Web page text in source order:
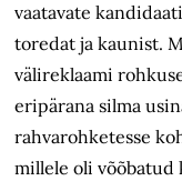
vaatavate
toredat ja kaunist.
välireklaami
eri­pärana silma
rahvarohketesse
millele oli võõbatud